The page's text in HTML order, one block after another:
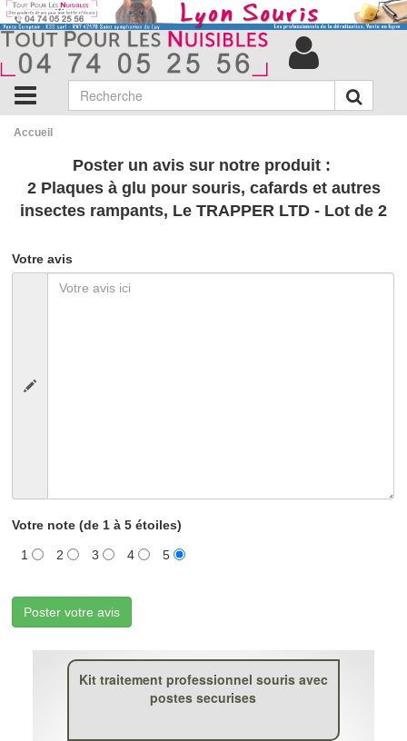
Accueil
Poster un avis sur notre produit :
2 Plaques à glu pour souris, cafards et autres
insectes rampants, Le TRAPPER LTD - Lot de 2
Votre avis
Votre note (de 1 à 5 étoiles)
1 2 3 4 5
Poster votre avis
Kit traitement professionnel souris avec
postes securises